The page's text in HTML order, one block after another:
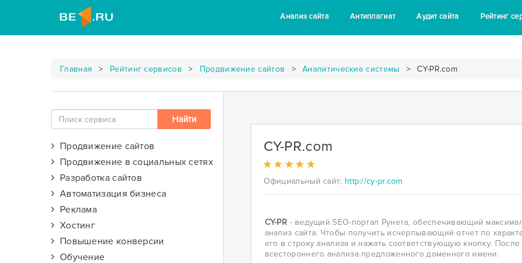
Анализ сайта Антиплагиат Аудит сайта Рейтинг
Главная Рейтинг сервисов Продвижение сайтов Аналитические системы CY-PR.com
Продвижение сайтов
Продвижение в социальных сетях
Разработка сайтов
Автоматизация бизнеса
Реклама
Хостинг
Повышение конверсии
Обучение
CY-PR.com
Официальный сайт: http://cy-pr.com
CY-PR - ведущий SEO-портал Рунета, обеспечивающий
анализ сайта. Чтобы получить исчерпывающий отчет по
его в строку анализа и нажать соответствующую кнопку.
всестороннего анализа предложенного доменного имени.